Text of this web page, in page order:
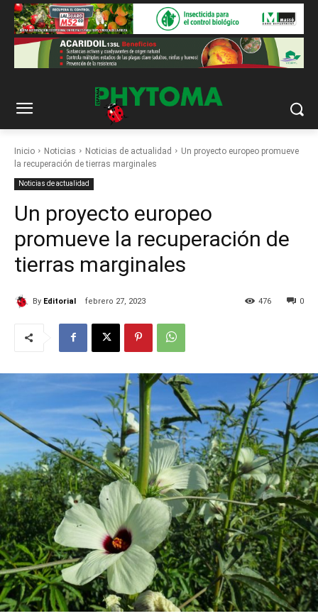
Inicio Noticias Noticias de actualidad
Un proyecto europeo promueve
la recuperación de tierras marginales
Noticias de actualidad
Un proyecto europeo
promueve la recuperación de
tierras marginales
By Editorial febrero 27, 2023 0
476